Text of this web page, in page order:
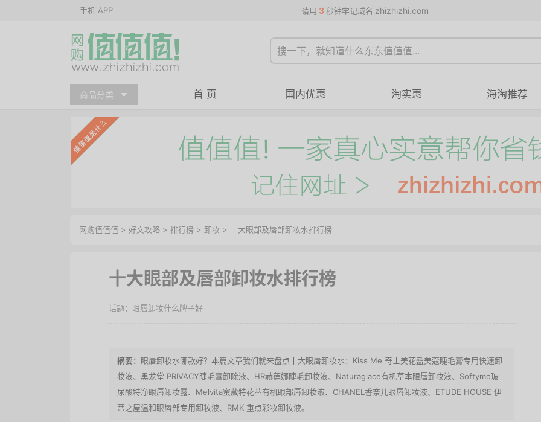
手机 APP 请用 3 秒钟牢记域名 zhizhizhi.com
商品分类 首 页 国内优惠 淘实惠 海淘推荐
网购值值值 > 好文攻略 > 排行榜 > 卸妆 > 十大眼部及唇部卸妆水排行榜
十大眼部及唇部卸妆水排行榜
眼唇卸妆什么牌子好
眼唇卸妆水哪款好？本篇文章我们就来盘点十大眼唇卸妆水：Kiss Me 奇士美花盈美蔻睫毛膏专用快速卸
妆液、黑龙堂 PRIVACY睫毛膏卸除液、HR赫莲娜睫毛卸妆液、Naturaglace有机草本眼唇卸妆液、Softymo玻
尿酸特净眼唇卸妆露、Melvita蜜葳特花萃有机眼部唇卸妆液、CHANEL香奈儿眼唇卸妆液、ETUDE HOUSE 伊
蒂之屋温和眼唇部专用卸妆液、RMK 重点彩妆卸妆液。